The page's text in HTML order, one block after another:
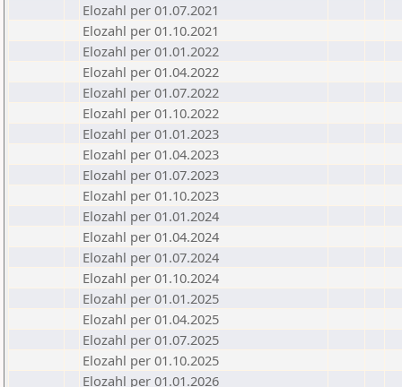
Elozahl per 01.07.2021
Elozahl per 01.10.2021
Elozahl per 01.01.2022
Elozahl per 01.04.2022
Elozahl per 01.07.2022
Elozahl per 01.10.2022
Elozahl per 01.01.2023
Elozahl per 01.04.2023
Elozahl per 01.07.2023
Elozahl per 01.10.2023
Elozahl per 01.01.2024
Elozahl per 01.04.2024
Elozahl per 01.07.2024
Elozahl per 01.10.2024
Elozahl per 01.01.2025
Elozahl per 01.04.2025
Elozahl per 01.07.2025
Elozahl per 01.10.2025
Elozahl per 01.01.2026